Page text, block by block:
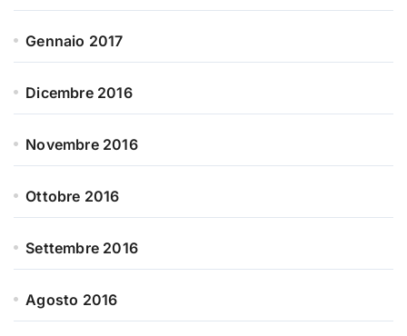
Gennaio 2017
Dicembre 2016
Novembre 2016
Ottobre 2016
Settembre 2016
Agosto 2016